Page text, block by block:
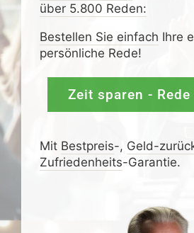
über 5.800 Reden:
Bestellen Sie einfach Ihre
persönliche Rede!
Zeit sparen -
Mit Bestpreis-, Geld-
Zufrieden­­heits-Garantie.